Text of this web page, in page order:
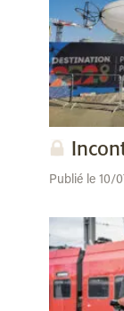
Publié le 10/